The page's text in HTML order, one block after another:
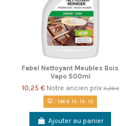
Fabel Nettoyant Meubles Bois
Vapo 500ml
10,25 € Notre ancien prix11,39 €
146d.14:14:13
Ajouter au panier